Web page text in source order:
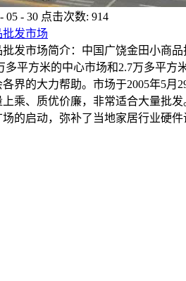
- 05 - 30 点击次数: 914
发市场
发市场简介：中国广饶金田小商
多平方米的中心市场和2.7万多平
界的大力帮助。市场于2005年5
乘、质优价廉，非常适合大量批
的启动，弥补了当地家居行业硬